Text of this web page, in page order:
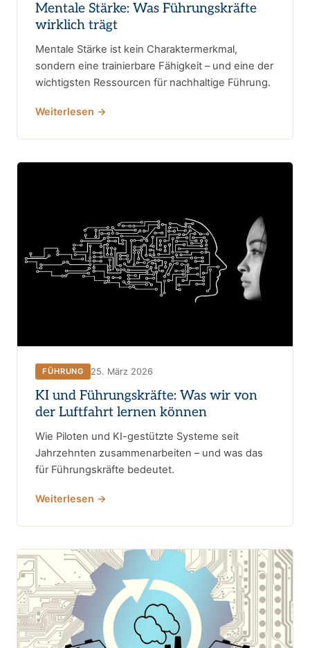
Mentale Stärke: Was Führungskräfte
wirklich trägt
Mentale Stärke ist kein Charaktermerkmal,
sondern eine trainierbare Fähigkeit – und eine der
wichtigsten Ressourcen für nachhaltige Führung.
Weiterlesen →
FÜHRUNG 25. März 2026
KI und Führungskräfte: Was wir von
der Luftfahrt lernen können
Wie Piloten und KI-gestützte Systeme seit
Jahrzehnten zusammenarbeiten – und was das
für Führungskräfte bedeutet.
Weiterlesen →